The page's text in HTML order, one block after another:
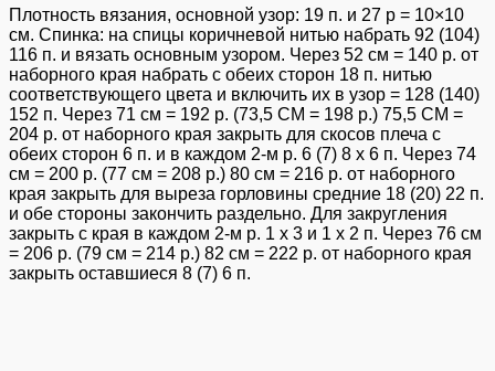
Плотность вязания, основной узор: 19 п. и 27 р = 10×10
см. Спинка: на спицы коричневой нитью набрать 92 (104)
116 п. и вязать основным узором. Через 52 см = 140 р. от
наборного края набрать с обеих сторон 18 п. нитью
соответствующего цвета и включить их в узор = 128 (140)
152 п. Через 71 см = 192 p. (73,5 CM = 198 p.) 75,5 CM =
204 p. от наборного края закрыть для скосов плеча с
обеих сторон 6 п. и в каждом 2-м р. 6 (7) 8 х 6 п. Через 74
см = 200 р. (77 см = 208 р.) 80 см = 216 р. от наборного
края закрыть для выреза горловины средние 18 (20) 22 п.
и обе стороны закончить раздельно. Для закругления
закрыть с края в каждом 2-м р. 1 х 3 и 1 х 2 п. Через 76 см
= 206 р. (79 см = 214 р.) 82 см = 222 р. от наборного края
закрыть оставшиеся 8 (7) 6 п.